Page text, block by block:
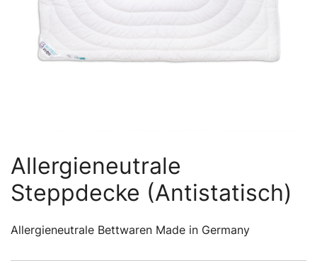
Allergieneutrale
Steppdecke (Antistatisch)
Allergieneutrale Bettwaren Made in Germany